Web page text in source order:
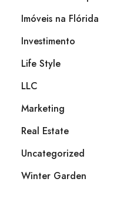
Imóveis na Flórida
Investimento
Life Style
LLC
Marketing
Real Estate
Uncategorized
Winter Garden